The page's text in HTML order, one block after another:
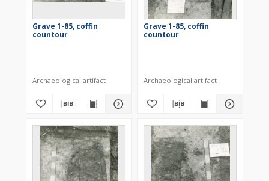
Grave 1-85, coffin
countour
Archaeological artifact
Grave 1-85, coffin
countour
Archaeological artifact